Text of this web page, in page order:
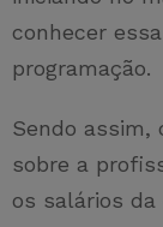
conhecer
programação.
Sendo assim,
sobre a
os salários da